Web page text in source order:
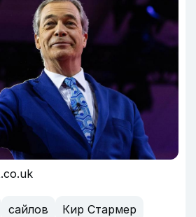
сайлов
Кир Стармер